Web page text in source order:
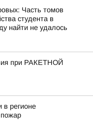
Часть томов
студента в
найти не удалось
при РАКЕТНОЙ
в регионе
пожар